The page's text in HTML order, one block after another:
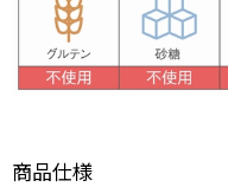
商品仕様